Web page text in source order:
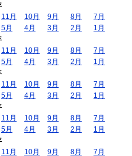
11月 10月 9月 8月
7月
5月 4月 3月 2月
1月
11月 10月 9月 8月
7月
5月 4月 3月 2月
1月
11月 10月 9月 8月
7月
5月 4月 3月 2月
1月
11月 10月 9月 8月
7月
5月 4月 3月 2月
1月
11月 10月 9月 8月
7月